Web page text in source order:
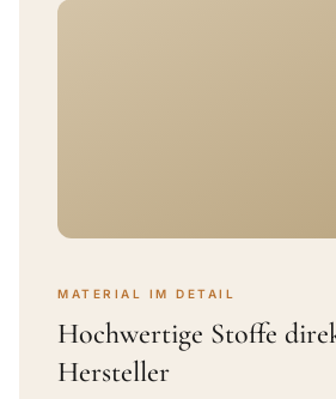
MATERIAL IM DETAIL
Hochwertige Stoffe
Hersteller